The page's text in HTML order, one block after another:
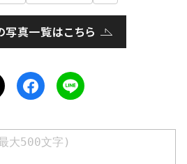
写真一覧はこちら